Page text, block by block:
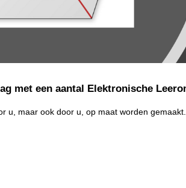
met een aantal Elektronische
u, maar ook door u, op maat worden gemaakt.